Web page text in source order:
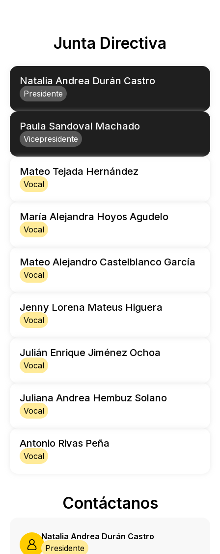
Junta Directiva
Natalia Andrea Durán Castro
Presidente
Paula Sandoval Machado
Vicepresidente
Mateo Tejada Hernández
Vocal
María Alejandra Hoyos Agudelo
Vocal
Mateo Alejandro Castelblanco García
Vocal
Jenny Lorena Mateus Higuera
Vocal
Julián Enrique Jiménez Ochoa
Vocal
Juliana Andrea Hembuz Solano
Vocal
Antonio Rivas Peña
Vocal
Contáctanos
Natalia Andrea Durán Castro
Presidente